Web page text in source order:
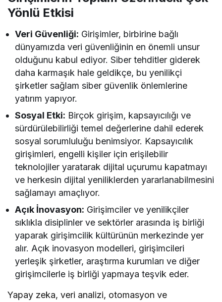
Yönlü Etkisi
Veri Güvenliği: Girişimler, birbirine bağlı
dünyamızda veri güvenliğinin en önemli unsur
olduğunu kabul ediyor. Siber tehditler giderek
daha karmaşık hale geldikçe, bu yenilikçi
şirketler sağlam siber güvenlik önlemlerine
yatırım yapıyor.
Sosyal Etki: Birçok girişim, kapsayıcılığı ve
sürdürülebilirliği temel değerlerine dahil ederek
sosyal sorumluluğu benimsiyor. Kapsayıcılık
girişimleri, engelli kişiler için erişilebilir
teknolojiler yaratarak dijital uçurumu kapatmayı
ve herkesin dijital yeniliklerden yararlanabilmesini
sağlamayı amaçlıyor.
Açık İnovasyon: Girişimciler ve yenilikçiler
sıklıkla disiplinler ve sektörler arasında iş birliği
yaparak girişimcilik kültürünün merkezinde yer
alır. Açık inovasyon modelleri, girişimcileri
yerleşik şirketler, araştırma kurumları ve diğer
girişimcilerle iş birliği yapmaya teşvik eder.
Yapay zeka, veri analizi, otomasyon ve